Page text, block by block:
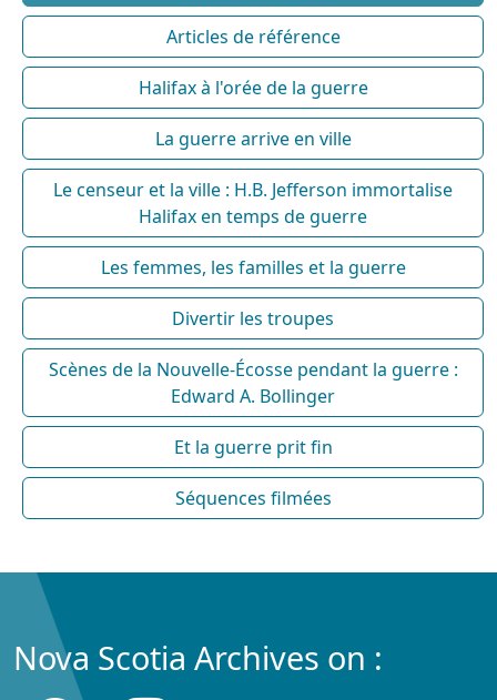
Articles de référence
Halifax à l'orée de la guerre
La guerre arrive en ville
Le censeur et la ville : H.B. Jefferson immortalise
Halifax en temps de guerre
Les femmes, les familles et la guerre
Divertir les troupes
Scènes de la Nouvelle-Écosse pendant la guerre :
Edward A. Bollinger
Et la guerre prit fin
Séquences filmées
Nova Scotia Archives on :